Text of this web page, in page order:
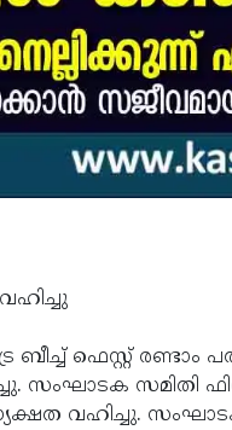
ഫെസ്റ്റ് രണ്ടാം
സംഘാടക സമിതി
വഹിച്ചു.